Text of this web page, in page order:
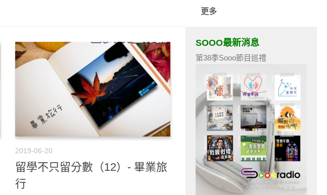
2019-06-20
留學不只留分數（12）- 畢業旅
行
更多
SOOO最新消息
第38季Sooo節目巡禮